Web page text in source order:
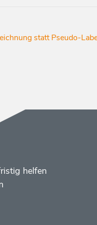
statt Pseudo-
helfen